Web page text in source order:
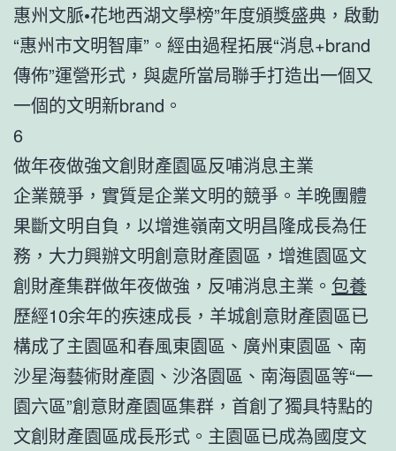
惠州文脈•花地西湖文學榜”年度頒獎盛典，啟動
“惠州市文明智庫”。經由過程拓展“消息+brand
傳佈”運營形式，與處所當局聯手打造出一個又
一個的文明新brand。
6
做年夜做強文創財產園區反哺消息主業
企業競爭，實質是企業文明的競爭。羊晚團體
果斷文明自負，以增進嶺南文明昌隆成長為任
務，大力興辦文明創意財產園區，增進園區文
創財產集群做年夜做強，反哺消息主業。 包養
歷經10余年的疾速成長，羊城創意財產園區已
構成了主園區和春風東園區、廣州東園區、南
沙星海藝術財產園、沙洛園區、南海園區等“一
園六區”創意財產園區集群，首創了獨具特點的
文創財產園區成長形式。主園區已成為國度文